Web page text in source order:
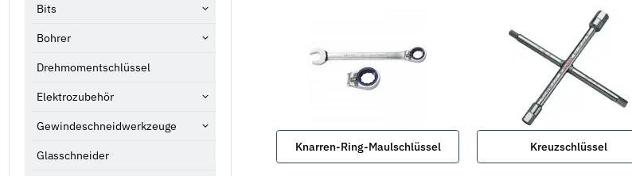
Knarren-Ring-Maulschlüssel Kreuzschlüssel
Bits
Bohrer
Drehmomentschlüssel
Elektrozubehör
Gewindeschneidwerkzeuge
Glasschneider